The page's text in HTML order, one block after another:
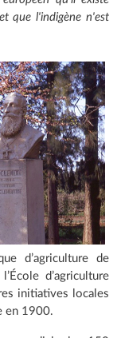
que l'indigène n'est
d’agriculture de
d’agriculture
initiatives locales
en 1900.